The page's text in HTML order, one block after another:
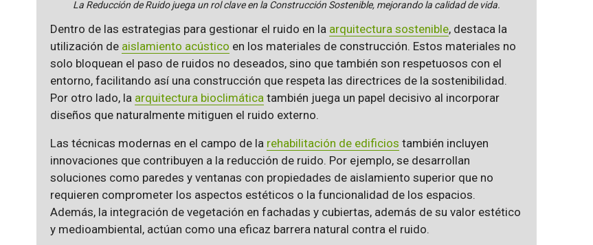
La Reducción de Ruido juega un rol clave en la Construcción Sostenible, mejorando la calidad de vida.
Dentro de las estrategias para gestionar el ruido en la arquitectura sostenible, destaca la
utilización de aislamiento acústico en los materiales de construcción. Estos materiales no
solo bloquean el paso de ruidos no deseados, sino que también son respetuosos con el
entorno, facilitando así una construcción que respeta las directrices de la sostenibilidad.
Por otro lado, la arquitectura bioclimáticatambién juega un papel decisivo al incorporar
diseños que naturalmente mitiguen el ruido externo.
Las técnicas modernas en el campo de la rehabilitación de edificios también incluyen
innovaciones que contribuyen a la reducción de ruido. Por ejemplo, se desarrollan
soluciones como paredes y ventanas con propiedades de aislamiento superior que no
requieren comprometer los aspectos estéticos o la funcionalidad de los espacios.
Además, la integración de vegetación en fachadas y cubiertas, además de su valor estético
y medioambiental, actúan como una eficaz barrera natural contra el ruido.